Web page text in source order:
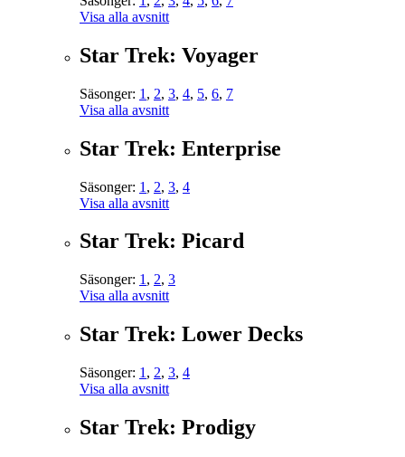
Visa alla avsnitt
Star Trek: Voyager
Säsonger: 1 , 2, 3, 4, 5, 6, 7
Visa alla avsnitt
Star Trek: Enterprise
Säsonger: 1 , 2, 3, 4
Visa alla avsnitt
Star Trek: Picard
Säsonger: 1 , 2, 3
Visa alla avsnitt
Star Trek: Lower Decks
Säsonger: 1 , 2, 3, 4
Visa alla avsnitt
Star Trek: Prodigy